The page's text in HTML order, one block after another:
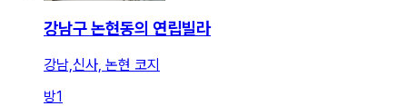
강남구 논현동의 연립빌라
강남,신사, 논현 코지
방1